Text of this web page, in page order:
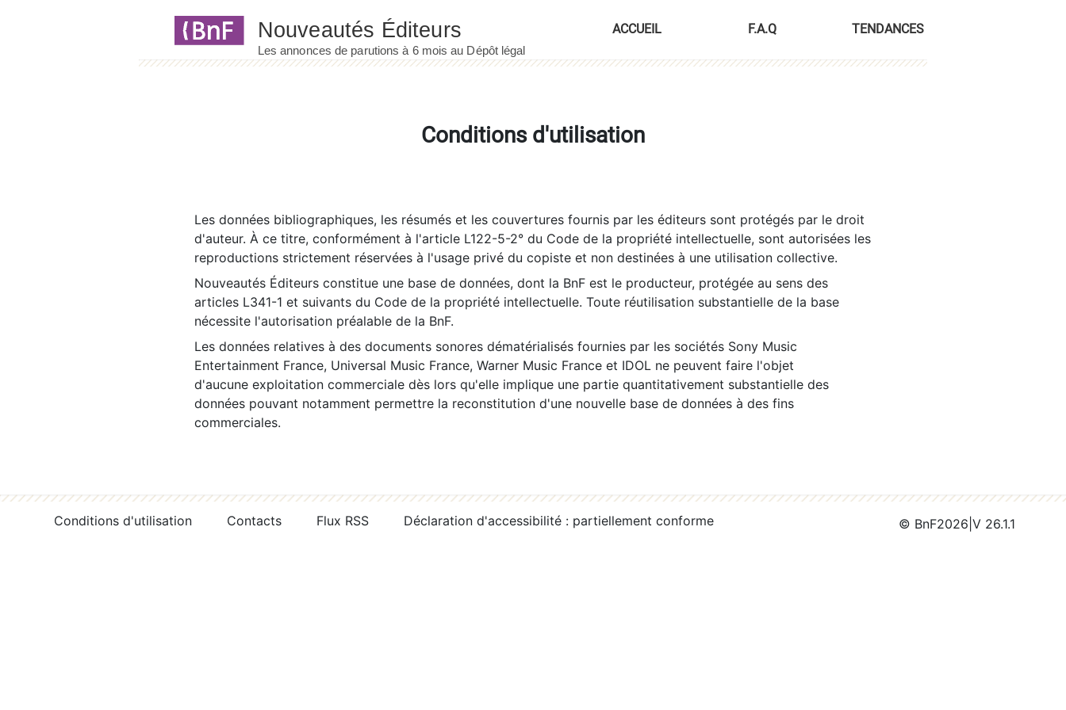
ACCUEIL F.A.Q TENDANCES
Conditions d'utilisation
Les données bibliographiques, les résumés et les couvertures fournis par les éditeurs sont protégés par le droit
d'auteur. À ce titre, conformément à l'article L122-5-2° du Code de la propriété intellectuelle, sont autorisées les
reproductions strictement réservées à l'usage privé du copiste et non destinées à une utilisation collective.
Nouveautés Éditeurs constitue une base de données, dont la BnF est le producteur, protégée au sens des
articles L341-1 et suivants du Code de la propriété intellectuelle. Toute réutilisation substantielle de la base
nécessite l'autorisation préalable de la BnF.
Les données relatives à des documents sonores dématérialisés fournies par les sociétés Sony Music
Entertainment France, Universal Music France, Warner Music France et IDOL ne peuvent faire l'objet
d'aucune exploitation commerciale dès lors qu'elle implique une partie quantitativement substantielle des
données pouvant notamment permettre la reconstitution d'une nouvelle base de données à des fins
commerciales.
Conditions d'utilisation Contacts Flux RSS Déclaration d'accessibilité : partiellement conforme © BnF2026 V 26.1.1